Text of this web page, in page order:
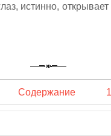
истинно,
Содержание